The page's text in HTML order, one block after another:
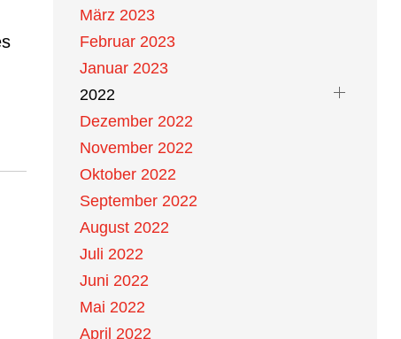
März 2023
Februar 2023
Januar 2023
2022
Dezember 2022
November 2022
Oktober 2022
September 2022
August 2022
Juli 2022
Juni 2022
Mai 2022
April 2022